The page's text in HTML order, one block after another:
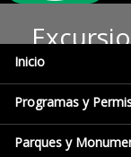
Inicio
Programas y
Parques y
el